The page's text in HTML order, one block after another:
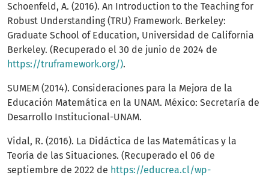
Schoenfeld, A. (2016). An Introduction to the Teaching for
Robust Understanding (TRU) Framework. Berkeley:
Graduate School of Education, Universidad de California
Berkeley. (Recuperado el 30 de junio de 2024 de
https://truframework.org/).
SUMEM (2014). Consideraciones para la Mejora de la
Educación Matemática en la UNAM. México: Secretaría de
Desarrollo Institucional-UNAM.
Vidal, R. (2016). La Didáctica de las Matemáticas y la
Teoría de las Situaciones. (Recuperado el 06 de
septiembre de 2022 de https://educrea.cl/wp-